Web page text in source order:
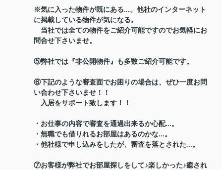
※気に入った物件が既にある...。他社のインターネット
に掲載している物件が気になる。
当社では全ての物件をご紹介可能ですのでお気軽にお
問合せ下さいませ。
⑤弊社では『非公開物件』も多数ご紹介可能です。
⑥下記のような審査面でお困りの場合は、ぜひ一度お問
い合わせ下さいませ！！
入居をサポート致します！！
・お仕事の内容で審査を通過出来るか心配...。
・無職でも借りれるお部屋はあるのかな...。
・他社様で申し込みをしたが、審査を落とされた...。
⑦お客様が弊社でお部屋探しをして♪楽しかった♪癒され